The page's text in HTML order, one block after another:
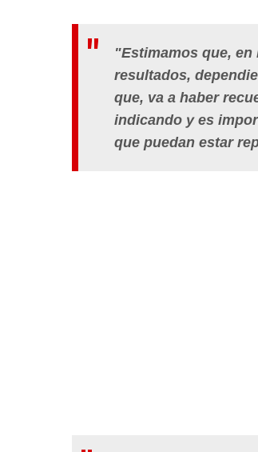
"Estimamos que,
resultados,
que, va a haber
indicando y es
que puedan estar